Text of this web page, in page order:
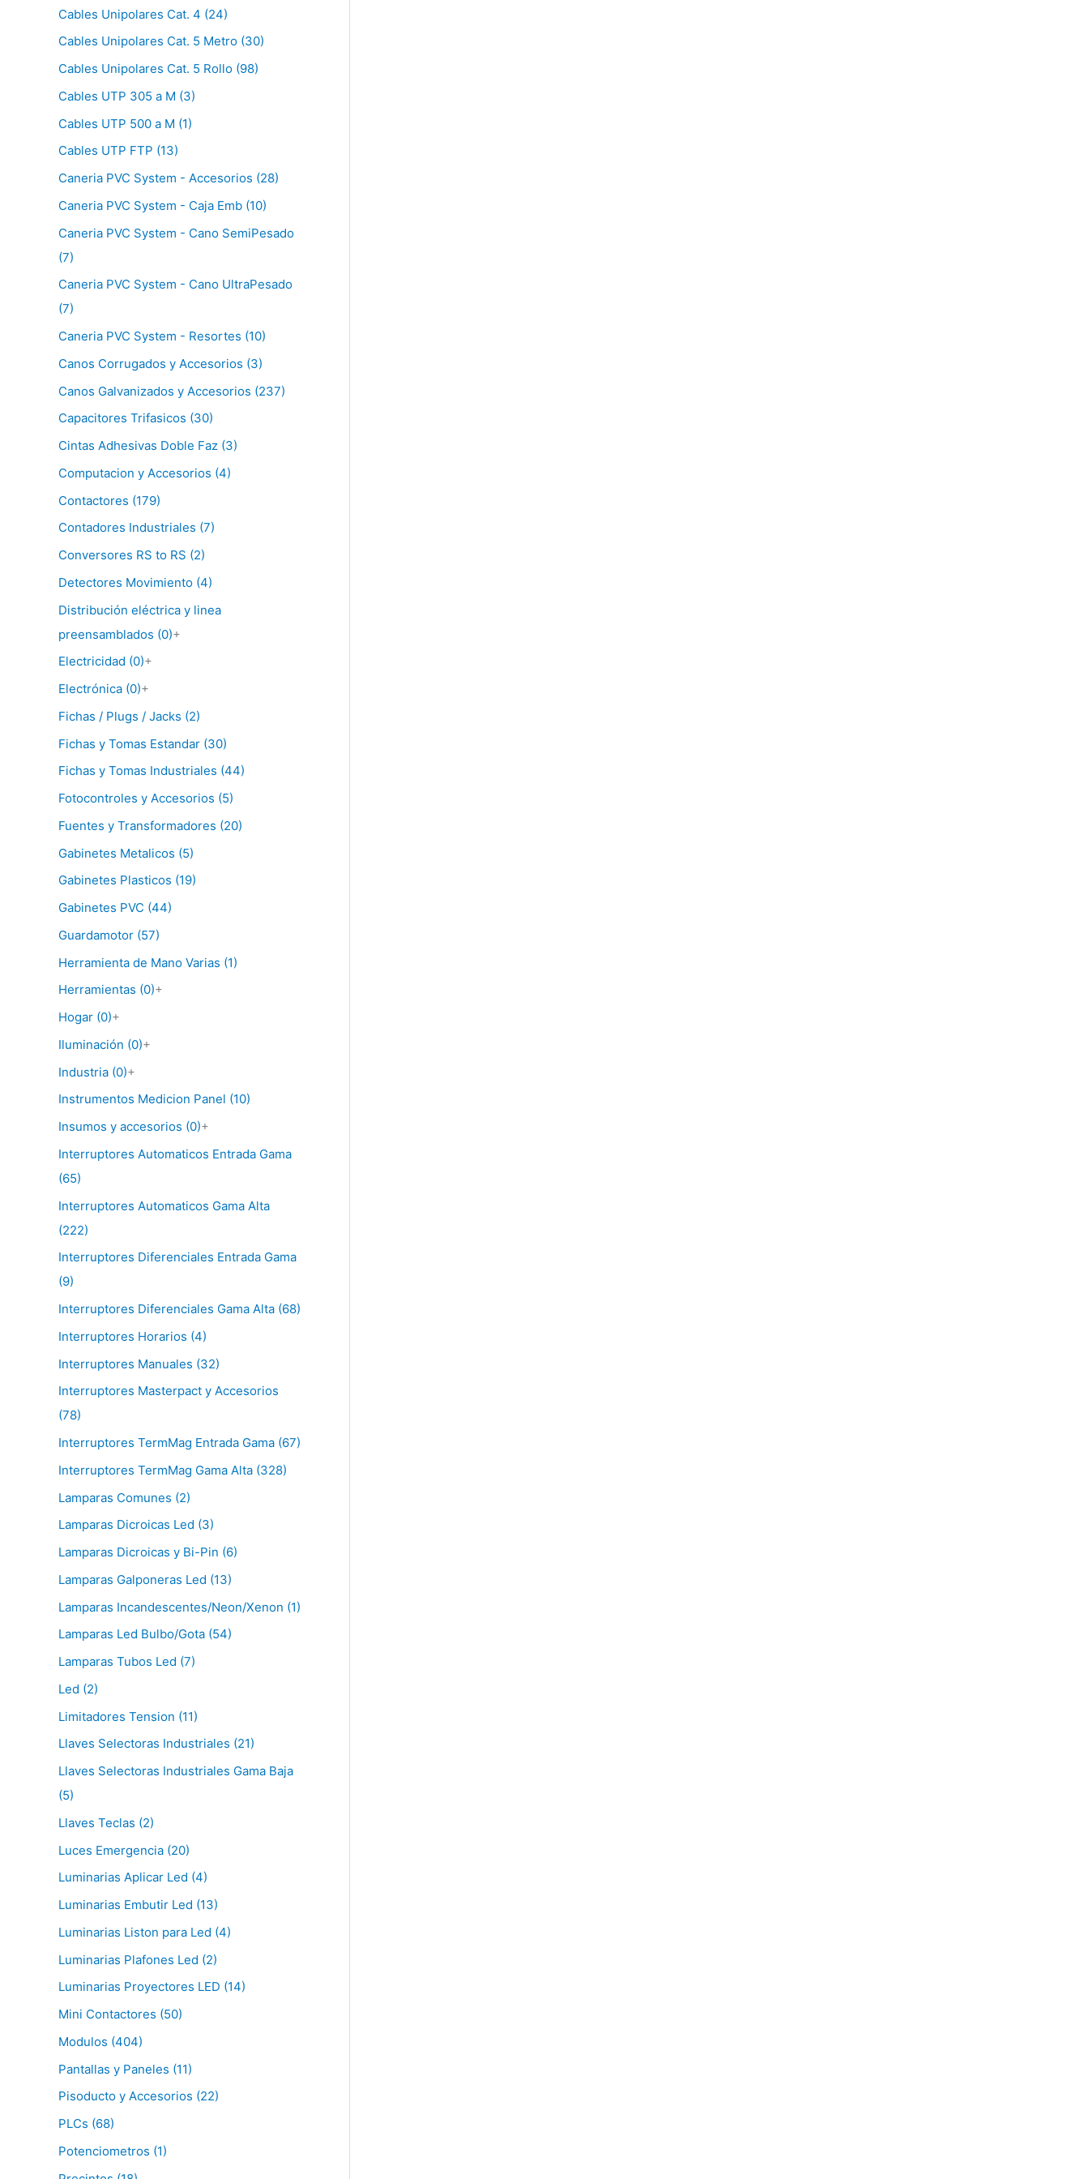
Cables Unipolares Cat. 4 (24)
Cables Unipolares Cat. 5 Metro (30)
Cables Unipolares Cat. 5 Rollo (98)
Cables UTP 305 a M (3)
Cables UTP 500 a M (1)
Cables UTP FTP (13)
Caneria PVC System - Accesorios (28)
Caneria PVC System - Caja Emb (10)
Caneria PVC System - Cano SemiPesado
(7)
Caneria PVC System - Cano UltraPesado
(7)
Caneria PVC System - Resortes (10)
Canos Corrugados y Accesorios (3)
Canos Galvanizados y Accesorios (237)
Capacitores Trifasicos (30)
Cintas Adhesivas Doble Faz (3)
Computacion y Accesorios (4)
Contactores (179)
Contadores Industriales (7)
Conversores RS to RS (2)
Detectores Movimiento (4)
Distribución eléctrica y linea
preensamblados (0)+
Electricidad (0)+
Electrónica (0)+
Fichas / Plugs / Jacks (2)
Fichas y Tomas Estandar (30)
Fichas y Tomas Industriales (44)
Fotocontroles y Accesorios (5)
Fuentes y Transformadores (20)
Gabinetes Metalicos (5)
Gabinetes Plasticos (19)
Gabinetes PVC (44)
Guardamotor (57)
Herramienta de Mano Varias (1)
Herramientas (0)+
Hogar (0)+
Iluminación (0)+
Industria (0)+
Instrumentos Medicion Panel (10)
Insumos y accesorios (0)+
Interruptores Automaticos Entrada Gama
(65)
Interruptores Automaticos Gama Alta
(222)
Interruptores Diferenciales Entrada Gama
(9)
Interruptores Diferenciales Gama Alta (68)
Interruptores Horarios (4)
Interruptores Manuales (32)
Interruptores Masterpact y Accesorios
(78)
Interruptores TermMag Entrada Gama (67)
Interruptores TermMag Gama Alta (328)
Lamparas Comunes (2)
Lamparas Dicroicas Led (3)
Lamparas Dicroicas y Bi-Pin (6)
Lamparas Galponeras Led (13)
Lamparas Incandescentes/Neon/Xenon (1)
Lamparas Led Bulbo/Gota (54)
Lamparas Tubos Led (7)
Led (2)
Limitadores Tension (11)
Llaves Selectoras Industriales (21)
Llaves Selectoras Industriales Gama Baja
(5)
Llaves Teclas (2)
Luces Emergencia (20)
Luminarias Aplicar Led (4)
Luminarias Embutir Led (13)
Luminarias Liston para Led (4)
Luminarias Plafones Led (2)
Luminarias Proyectores LED (14)
Mini Contactores (50)
Modulos (404)
Pantallas y Paneles (11)
Pisoducto y Accesorios (22)
PLCs (68)
Potenciometros (1)